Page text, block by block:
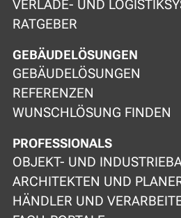
VERLADE- UND
RATGEBER
GEBÄUDELÖSUNGEN
GEBÄUDELÖSUNGEN
REFERENZEN
WUNSCHLÖSUNG FINDEN
PROFESSIONALS
OBJEKT- UND
ARCHITEKTEN UND
HÄNDLER UND